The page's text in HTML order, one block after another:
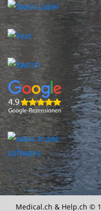
Medical.ch & Help.ch ©